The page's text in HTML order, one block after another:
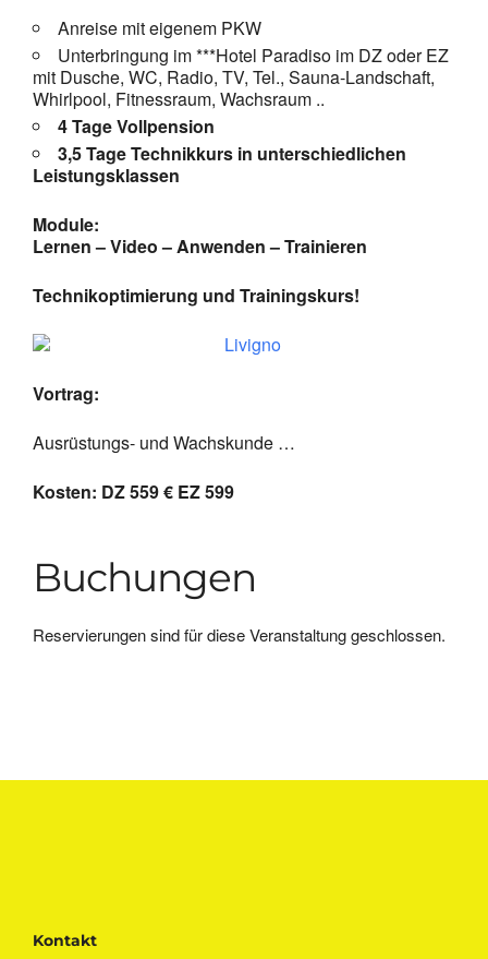
Anreise mit eigenem PKW
Unterbringung im ***Hotel Paradiso im DZ oder EZ
mit Dusche, WC, Radio, TV, Tel., Sauna-Landschaft,
Whirlpool, Fitnessraum, Wachsraum ..
4 Tage Vollpension
3,5 Tage Technikkurs in unterschiedlichen
Leistungsklassen
Module:
Lernen – Video – Anwenden – Trainieren
Technikoptimierung und Trainingskurs!
Vortrag:
Ausrüstungs- und Wachskunde …
Kosten: DZ 559 € EZ 599
Buchungen
Reservierungen sind für diese Veranstaltung geschlossen.
Kontakt